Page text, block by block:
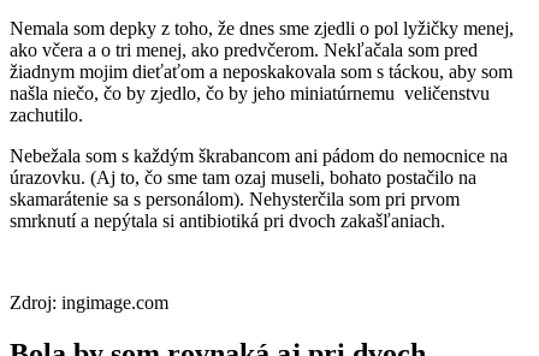
Nemala som depky z toho, že dnes sme zjedli o pol lyžičky menej,
ako včera a o tri menej, ako predvčerom. Nekľačala som pred
žiadnym mojim dieťaťom a neposkakovala som s táckou, aby som
našla niečo, čo by zjedlo, čo by jeho miniatúrnemu veličenstvu
zachutilo.
Nebežala som s každým škrabancom ani pádom do nemocnice na
úrazovku. (Aj to, čo sme tam ozaj museli, bohato postačilo na
skamarátenie sa s personálom). Nehysterčila som pri prvom
smrknutí a nepýtala si antibiotiká pri dvoch zakašľaniach.
Zdroj: ingimage.com